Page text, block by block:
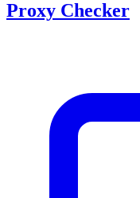
Proxy Checker